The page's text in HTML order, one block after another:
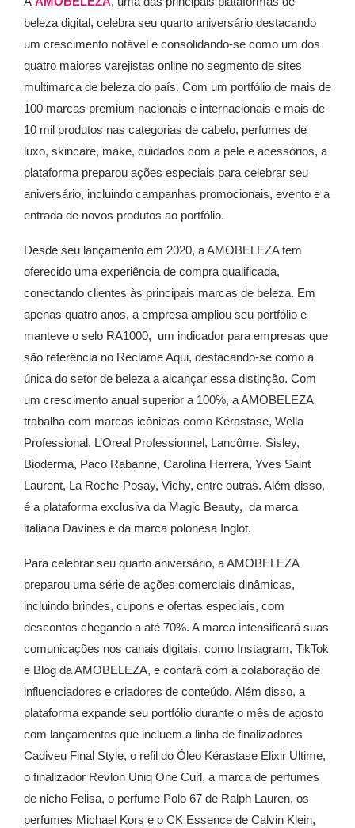
beleza digital, celebra seu quarto aniversário destacando
um crescimento notável e consolidando-se como um dos
quatro maiores varejistas online no segmento de sites
multimarca de beleza do país. Com um portfólio de mais de
100 marcas premium nacionais e internacionais e mais de
10 mil produtos nas categorias de cabelo, perfumes de
luxo, skincare, make, cuidados com a pele e acessórios, a
plataforma preparou ações especiais para celebrar seu
aniversário, incluindo campanhas promocionais, evento e a
entrada de novos produtos ao portfólio.
Desde seu lançamento em 2020, a AMOBELEZA tem
oferecido uma experiência de compra qualificada,
conectando clientes às principais marcas de beleza. Em
apenas quatro anos, a empresa ampliou seu portfólio e
manteve o selo RA1000, um indicador para empresas que
são referência no Reclame Aqui, destacando-se como a
única do setor de beleza a alcançar essa distinção. Com
um crescimento anual superior a 100%, a AMOBELEZA
trabalha com marcas icônicas como Kérastase, Wella
Professional, L’Oreal Professionnel, Lancôme, Sisley,
Bioderma, Paco Rabanne, Carolina Herrera, Yves Saint
Laurent, La Roche-Posay, Vichy, entre outras. Além disso,
é a plataforma exclusiva da Magic Beauty, da marca
italiana Davines e da marca polonesa Inglot.
Para celebrar seu quarto aniversário, a AMOBELEZA
preparou uma série de ações comerciais dinâmicas,
incluindo brindes, cupons e ofertas especiais, com
descontos chegando a até 70%. A marca intensificará suas
comunicações nos canais digitais, como Instagram, TikTok
e Blog da AMOBELEZA, e contará com a colaboração de
influenciadores e criadores de conteúdo. Além disso, a
plataforma expande seu portfólio durante o mês de agosto
com lançamentos que incluem a linha de finalizadores
Cadiveu Final Style, o refil do Óleo Kérastase Elixir Ultime,
o finalizador Revlon Uniq One Curl, a marca de perfumes
de nicho Felisa, o perfume Polo 67 de Ralph Lauren, os
perfumes Michael Kors e o CK Essence de Calvin Klein,